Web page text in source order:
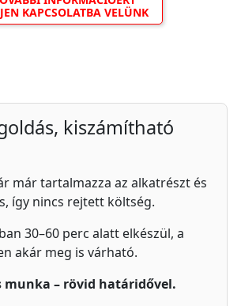
KAPCSOLATBA VELÜNK
kiszámítható
már tartalmazza az alkatrészt és
így nincs rejtett költség.
30–60 perc alatt elkészül, a
akár meg is várható.
munka – rövid határidővel.